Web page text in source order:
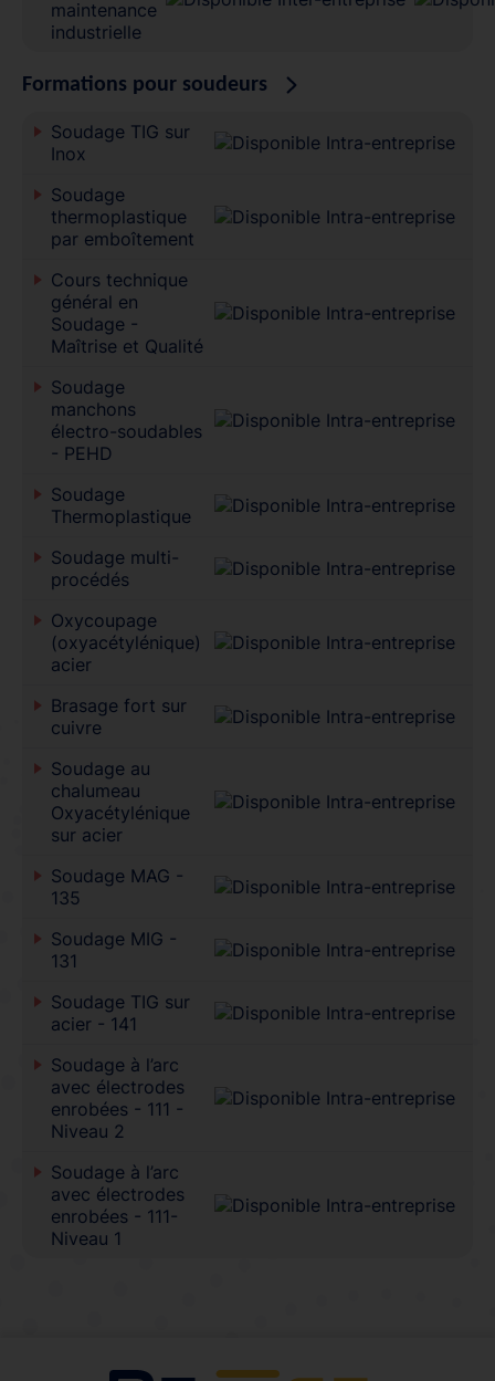
maintenance
industrielle
Formations pour soudeurs
Soudage TIG sur
Inox
Soudage
thermoplastique
par emboîtement
Cours technique
général en
Soudage -
Maîtrise et Qualité
Soudage
manchons
électro-soudables
- PEHD
Soudage
Thermoplastique
Soudage multi-
procédés
Oxycoupage
(oxyacétylénique)
acier
Brasage fort sur
cuivre
Soudage au
chalumeau
Oxyacétylénique
sur acier
Soudage MAG -
135
Soudage MIG -
131
Soudage TIG sur
acier - 141
Soudage à l’arc
avec électrodes
enrobées - 111 -
Niveau 2
Soudage à l’arc
avec électrodes
enrobées - 111-
Niveau 1